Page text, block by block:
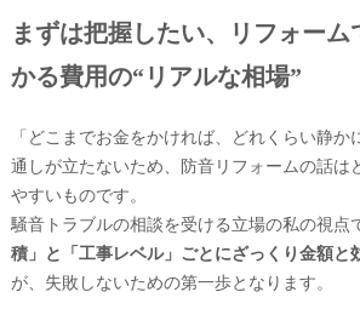
防音カーテンや防音マットなど、
変わる音と変わらない音
対策アイデア
DIY防音工事でありがちな失敗と
る危険なやり方
6畳で防音リフォーム費用を徹底解剖
か、防音室レベルの違い
6畳で防音リフォーム費用の相場
まずは把握したい、リフォー
かる費用の“リアルな相場”
「どこまでお金をかければ、どれくらい静
通しが立たないため、防音リフォームの話は
やすいものです。
騒音トラブルの相談を受ける立場の私の視点
積」と「工事レベル」ごとにざっくり金額と
が、失敗しないための第一歩となります。